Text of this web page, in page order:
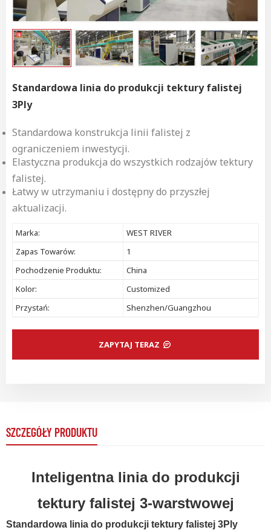
Standardowa linia do produkcji tektury falistej
3Ply
Standardowa konstrukcja linii falistej z
ograniczeniem inwestycji.
Elastyczna produkcja do wszystkich rodzajów tektury
falistej.
Łatwy w utrzymaniu i dostępny do przyszłej
aktualizacji.
Marka:
WEST RIVER
Zapas Towarów:
1
Pochodzenie Produktu:
China
Kolor:
Customized
Przystań:
Shenzhen/Guangzhou
ZAPYTAJ TERAZ
SZCZEGÓŁY PRODUKTU
Inteligentna linia do produkcji
tektury falistej 3-warstwowej
Standardowa linia do produkcji tektury falistej 3Ply